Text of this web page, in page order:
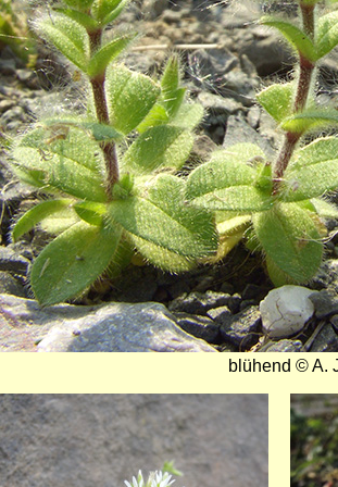
blühend © A.
Bild